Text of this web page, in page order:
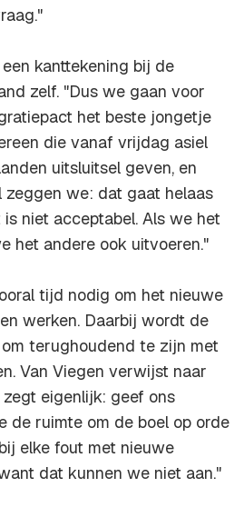
kanttekening bij de
zelf. "Dus we gaan voor
het beste jongetje
die vanaf vrijdag asiel
uitsluitsel geven, en
we: dat gaat helaas
is niet acceptabel. Als we het
het andere ook uitvoeren."
tijd nodig om het nieuwe
werken. Daarbij wordt de
terughoudend te zijn met
Van Viegen verwijst naar
eigenlijk: geef ons
de ruimte om de boel op orde
elke fout met nieuwe
dat kunnen we niet aan."